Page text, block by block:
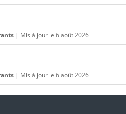
| Mis à jour le 6 août 2026
| Mis à jour le 6 août 2026